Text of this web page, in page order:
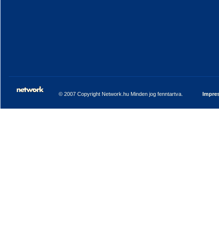
© 2007 Copyright Network.hu Minden jog fenntartva.